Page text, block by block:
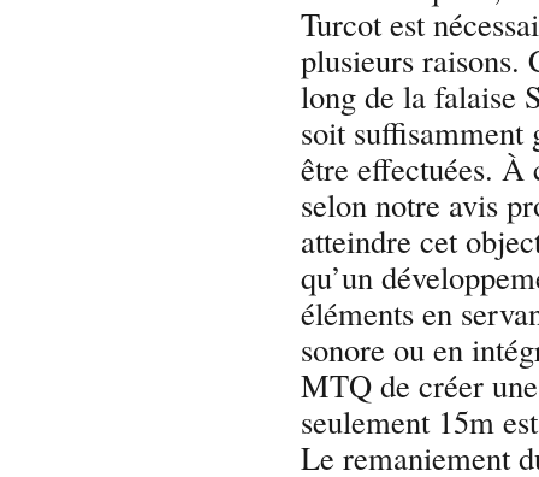
Turcot est
plusieurs raisons.
long de la falaise
soit suffisamment
être effectuées. À
selon notre avis
atteindre cet
qu’un
éléments en
sonore ou en
MTQ de créer
seulement 15m
Le remaniement